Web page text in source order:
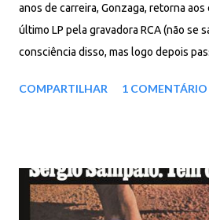
anos de carreira, Gonzaga, retorna
último LP pela gravadora RCA (não se
consciência disso, mas logo depois
rei do baião lançou mais este trabalho,
Joquinha Gonzaga, na faixa ‘Dá
Forró em vinil ) Faixas: 01. Bom pra eu
COMPARTILHAR 1 COMENTÁRIO